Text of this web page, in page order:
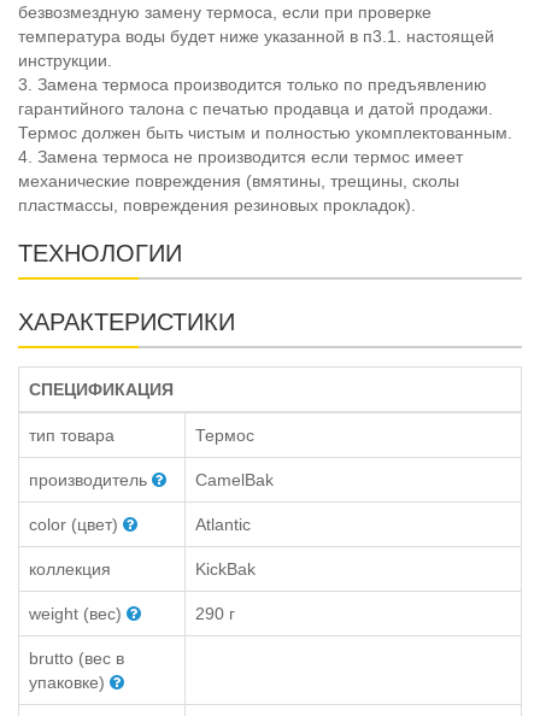
безвозмездную замену термоса, если при проверке
температура воды будет ниже указанной в п3.1. настоящей
инструкции.
3. Замена термоса производится только по предъявлению
гарантийного талона с печатью продавца и датой продажи.
Термос должен быть чистым и полностью укомплектованным.
4. Замена термоса не производится если термос имеет
механические повреждения (вмятины, трещины, сколы
пластмассы, повреждения резиновых прокладок).
ТЕХНОЛОГИИ
ХАРАКТЕРИСТИКИ
СПЕЦИФИКАЦИЯ
тип товара Термос
производитель CamelBak
color (цвет) Atlantic
коллекция KickBak
weight (вес) 290 г
brutto (вес в
упаковке)